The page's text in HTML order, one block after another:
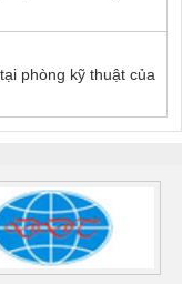
phòng kỹ thuật của